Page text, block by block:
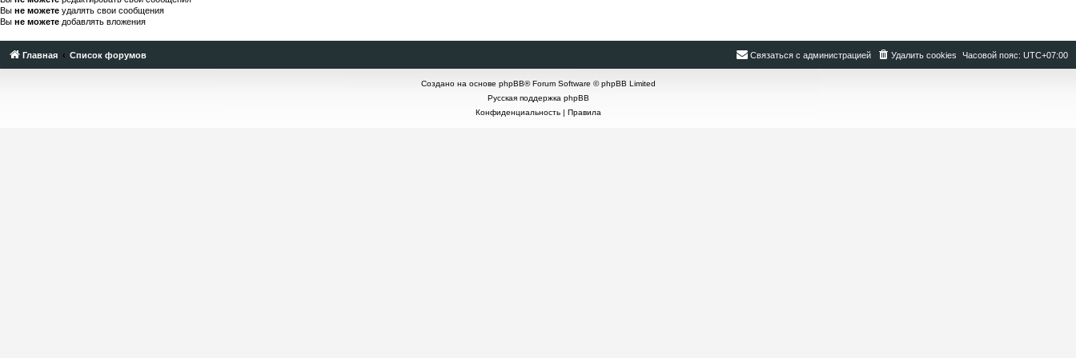
Вы не можете удалять свои сообщения
Вы не можете добавлять вложения
Главная Список форумов Часовой пояс: UTC+07:00
Удалить cookies
Связаться с администрацией
Создано на основе phpBB® Forum Software © phpBB Limited
Русская поддержка phpBB
Конфиденциальность| Правила